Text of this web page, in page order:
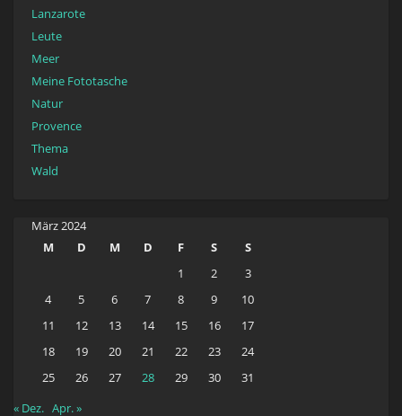
Lanzarote
Leute
Meer
Meine Fototasche
Natur
Provence
Thema
Wald
März 2024
M
D M D F S
S
1
2
3
4
5 6 7 8 9
10
11
12 13 14 15 16
17
18
19 20 21 22 23
24
25
26 27 28 29 30
31
« Dez. Apr. »